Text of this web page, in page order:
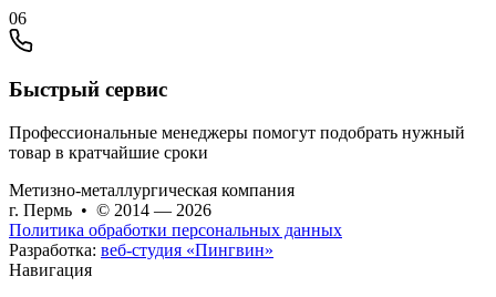
06
Быстрый сервис
Профессиональные менеджеры помогут подобрать нужный
товар в кратчайшие сроки
Метизно-металлургическая компания
г. Пермь • © 2014 — 2026
Политика обработки персональных данных
Разработка: веб-студия «Пингвин»
Навигация